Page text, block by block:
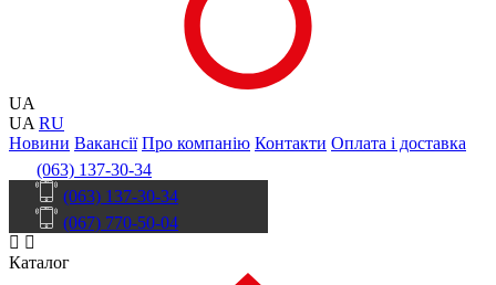
UA
UA RU
Новини Вакансії Про компанію Контакти Оплата і доставка
(063) 137-30-34
(063) 137-30-34
(067) 770-50-04
Каталог